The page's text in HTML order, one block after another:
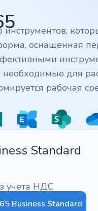
оснащенная
необходимые для
рабочая
Standard
учета НДС
Business Standard